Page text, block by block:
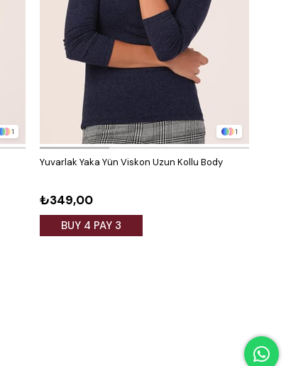
1 1
Yuvarlak Yaka Yün Viskon Uzun Kollu Body
₺349,00
BUY 4 PAY 3